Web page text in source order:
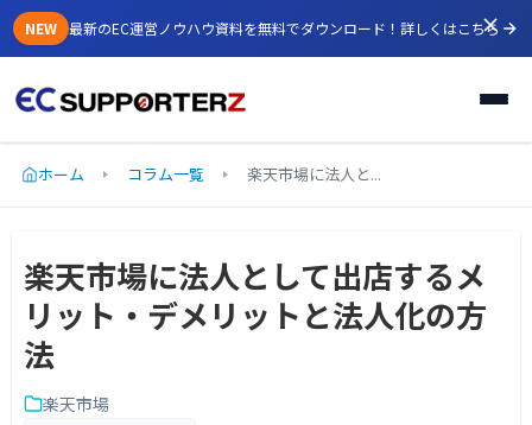
NEW 最新のEC運営ノウハウ資料を無料でダウンロード！ 詳しくはこちら
ホーム コラム一覧 楽天市場に法人と...
楽天市場に法人として出店するメ
リット・デメリットと法人化の方
法
楽天市場